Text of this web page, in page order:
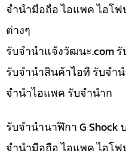
จำนำมือถือ ไอแพค ไอโ
ต่างๆ
รับจํานําแจ้งวัฒนะ.com
รับจำนำสินค้าไอที รับจำ
จำนำไอแพค รับจำนำก
รับจำนำนาฬิกา G Shock
จำนำมือถือ ไอแพค ไอโ